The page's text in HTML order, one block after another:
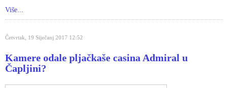
Više...
Četvrtak, 19 Siječanj 2017 12:52
Kamere odale pljačkaše casina Admiral u
Čapljini?